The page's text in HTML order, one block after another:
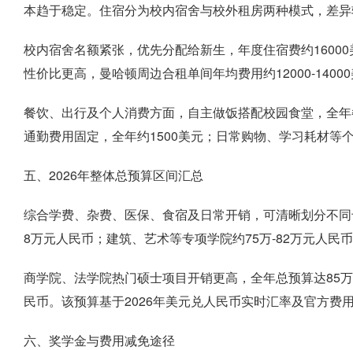
本趋于稳定。住宿分为校内宿舍与校外租房两种模式，差
校内宿舍名额紧张，优先分配给新生，年度住宿费约
性价比更高，曼哈顿周边合租单间年均费用约12000-
餐饮、出行及个人消费方面，自主做饭搭配校园食堂，全
通勤费用固定，全年约1500美元；日常购物、学习耗材等
五、2026年整体总预算区间汇总
综合学费、杂费、医保、食宿及日常开销，可清晰划分不
8万元人民币；建筑、艺术等专项学院约75万-82万元人民
商学院、法学院热门硕士项目开销更高，全年总预算达85
民币。该预算基于2026年美元兑人民币实时汇率及官方费
六、奖学金与费用减免途径